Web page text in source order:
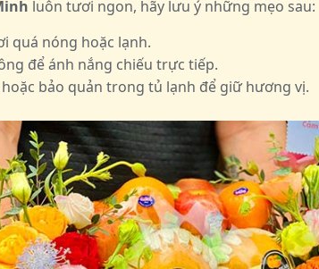
luôn tươi ngon, hãy lưu ý những mẹo sau:
quá nóng hoặc lạnh.
để ánh nắng chiếu trực tiếp.
bảo quản trong tủ lạnh để giữ hương vị.